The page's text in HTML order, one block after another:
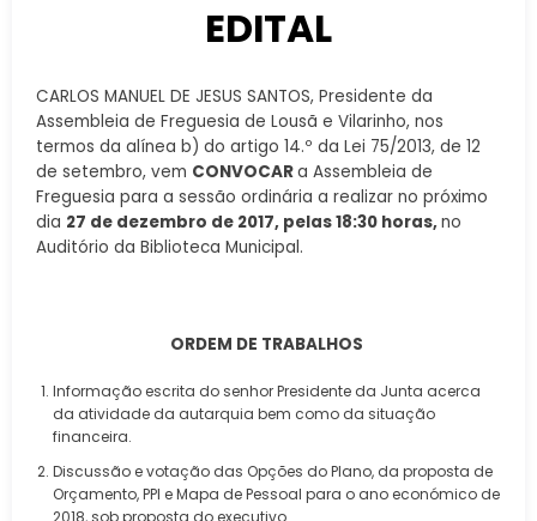
EDITAL
CARLOS MANUEL DE JESUS SANTOS, Presidente da
Assembleia de Freguesia de Lousã e Vilarinho, nos
termos da alínea b) do artigo 14.º da Lei 75/2013, de 12
de setembro, vem CONVOCARa Assembleia de
Freguesia para a sessão ordinária a realizar no próximo
dia 27 de dezembro de 2017, pelas 18:30 horas,no
Auditório da Biblioteca Municipal.
ORDEM DE TRABALHOS
Informação escrita do senhor Presidente da Junta acerca
da atividade da autarquia bem como da situação
financeira.
Discussão e votação das Opções do Plano, da proposta de
Orçamento, PPI e Mapa de Pessoal para o ano económico de
2018, sob proposta do executivo.